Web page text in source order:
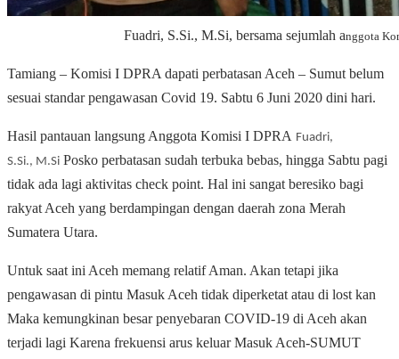
Fuadri, S.Si., M.Si, bersama sejumlah anggota
Tamiang – Komisi I DPRA dapati perbatasan Aceh – Sumut belum
sesuai standar pengawasan Covid 19. Sabtu 6 Juni 2020 dini hari.
Hasil pantauan langsung Anggota Komisi I DPRA Fuadri,
S.Si., M.Si Posko perbatasan sudah terbuka bebas, hingga Sabtu pagi
tidak ada lagi aktivitas check point. Hal ini sangat beresiko bagi
rakyat Aceh yang berdampingan dengan daerah zona Merah
Sumatera Utara.
Untuk saat ini Aceh memang relatif Aman. Akan tetapi jika
pengawasan di pintu Masuk Aceh tidak diperketat atau di lost kan
Maka kemungkinan besar penyebaran COVID-19 di Aceh akan
terjadi lagi Karena frekuensi arus keluar Masuk Aceh-SUMUT